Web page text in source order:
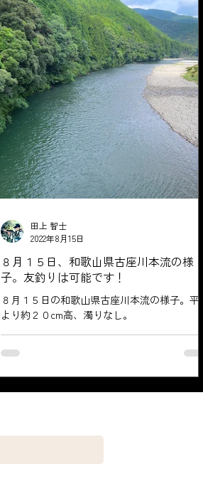
８月１５日、和歌山県古座川本流の様
子。友釣りは可能です！
８月１５日の和歌山県古座川本流の様子。平水
より約２０cm高、濁りなし。
田上 智士
2022年8月15日